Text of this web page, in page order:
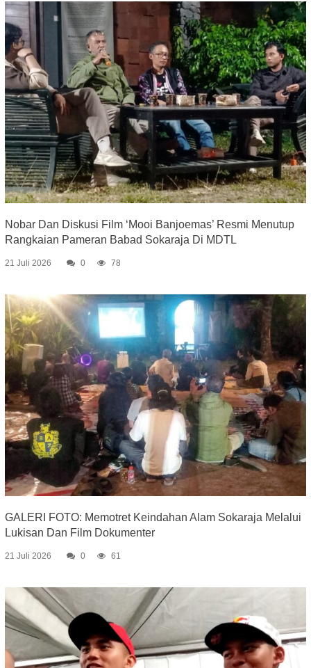
Nobar Dan Diskusi Film ‘Mooi Banjoemas’ Resmi Menutup
Rangkaian Pameran Babad Sokaraja Di MDTL
21 Juli 2026 0 78
GALERI FOTO: Memotret Keindahan Alam Sokaraja Melalui
Lukisan Dan Film Dokumenter
21 Juli 2026 0 61